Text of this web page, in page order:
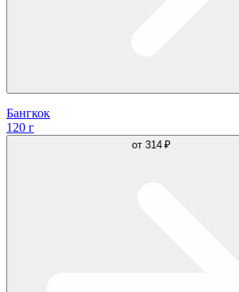
Бангкок
120 г
от 314 ₽